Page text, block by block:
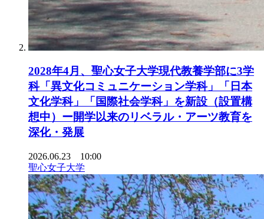
2028年4月、聖心女子大学現代教養学部に3学
科「異文化コミュニケーション学科」「日本
文化学科」「国際社会学科」を新設（設置構
想中）ー開学以来のリベラル・アーツ教育を
深化・発展
2026.06.23 10:00
聖心女子大学